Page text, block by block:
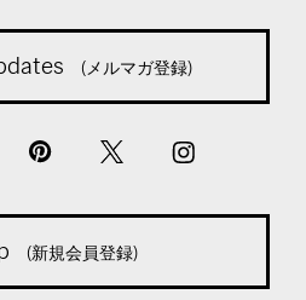
(メルマガ登録)
(新規会員登録)